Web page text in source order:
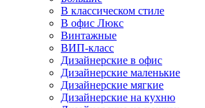
В классическом стиле
В офис Люкс
Винтажные
ВИП-класс
Дизайнерские в офис
Дизайнерские маленькие
Дизайнерские мягкие
Дизайнерские на кухню